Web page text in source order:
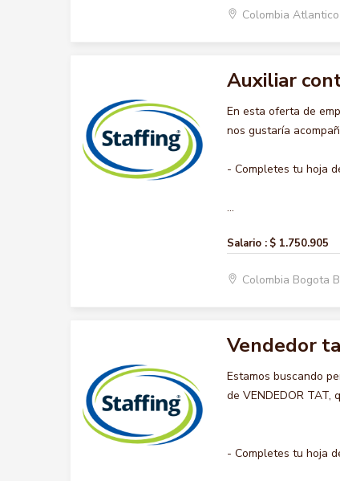
Colombia
Auxiliar
En esta oferta de
nos gustaría
- Completes tu hoja
...
Salario : $ 1.750.905
Colombia Bogota
Vendedor
Estamos buscando
de VENDEDOR
- Completes tu hoja